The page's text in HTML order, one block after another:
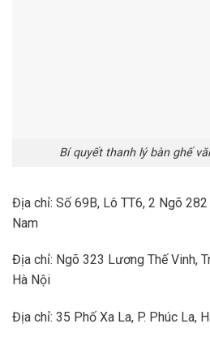
Bí quyết thanh lý bàn ghế
Địa chỉ: Số 69B, Lô TT6, 2 Ngõ
Nam
Địa chỉ: Ngõ 323 Lương Thế Vinh,
Hà Nội
Địa chỉ: 35 Phố Xa La, P. Phúc La,